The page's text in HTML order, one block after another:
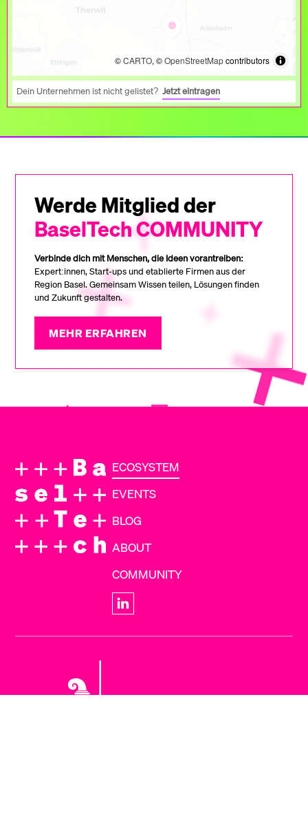
©CARTO, ©OpenStreetMapcontributors
Dein Unternehmen ist nicht gelistet?Jetzt eintragen
Werde Mitglied der
BaselTech COMMUNITY
Verbinde dich mit Menschen, die Ideen vorantreiben:
Expert:innen, Start-ups und etablierte Firmen aus der
Region Basel. Gemeinsam Wissen teilen, Lösungen finden
und Zukunft gestalten.
MEHR ERFAHREN
ECOSYSTEM
EVENTS
BLOG
ABOUT
COMMUNITY